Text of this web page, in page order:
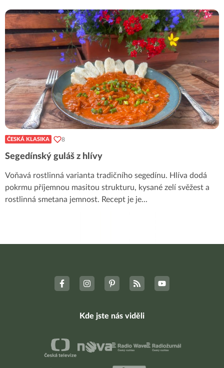
ČESKÁ KLASIKA 8
Segedínský guláš z hlívy
Voňavá rostlinná varianta tradičního segedínu. Hlíva dodá
pokrmu příjemnou masitou strukturu, kysané zelí svěžest a
rostlinná smetana jemnost. Recept je je...
Kde jste nás viděli